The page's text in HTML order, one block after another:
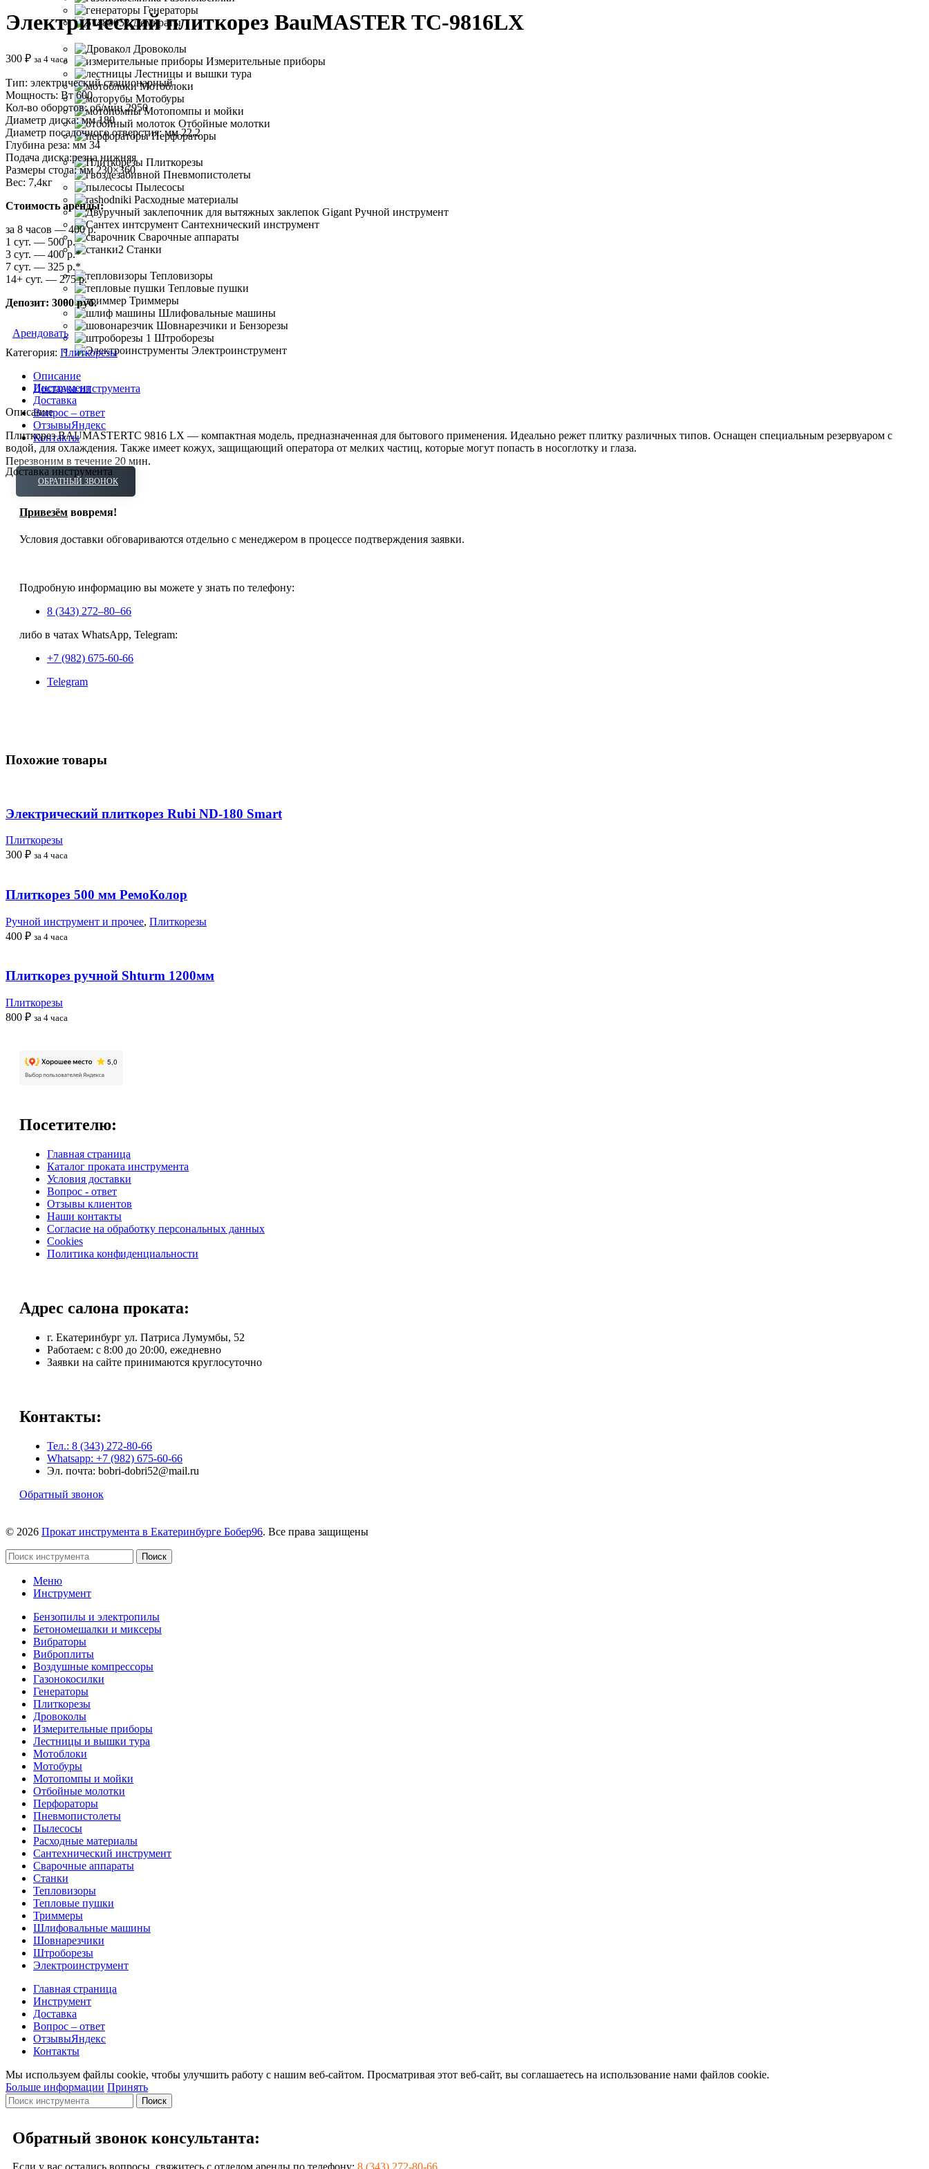
Генераторы
Домкраты
Дровоколы
Измерительные приборы
Лестницы и вышки тура
Мотоблоки
Мотобуры
Мотопомпы и мойки
Отбойные молотки
Перфораторы
Плиткорезы
Пневмопистолеты
Пылесосы
Расходные материалы
Ручной инструмент
Сантехнический инструмент
Сварочные аппараты
Станки
Тепловизоры
Тепловые пушки
Триммеры
Шлифовальные машины
Шовнарезчики и Бензорезы
Штроборезы
Электроинструмент
Инструмент
Доставка
Вопрос – ответ
ОтзывыЯндекс
Контакты
Перезвоним в течение 20 мин.
ОБРАТНЫЙ ЗВОНОК
Электрический плиткорез BauMASTER TC-9816LX
300 ₽ за 4 часа
Тип: электрический стационарный
Мощность: Вт 600
Кол-во оборотов: об/мин 2950
Диаметр диска: мм 180
Диаметр посадочного отверстия: мм 22,2
Глубина реза: мм 34
Подача диска:резца нижняя
Размеры стола: мм 230×360
Вес: 7,4кг
Стоимость аренды:
за 8 часов — 400 р.
1 сут. — 500 р.
3 сут. — 400 р.*
7 сут. — 325 р.*
14+ сут. — 275 р.
Депозит: 3000 руб.
Арендовать
Категория: Плиткорезы
Описание
Доставка инструмента
Описание
Плиткорез BAUMASTERTC 9816 LX — компактная модель, предназначенная для бытового применения. Идеально режет плитку различных типов. Оснащен специальным резервуаром с
водой, для охлаждения. Также имеет кожух, защищающий оператора от мелких частиц, которые могут попасть в носоглотку и глаза.
Доставка инструмента
Привезём вовремя!
Условия доставки обговариваются отдельно с менеджером в процессе подтверждения заявки.
Подробную информацию вы можете у знать по телефону:
8 (343) 272–80–66
либо в чатах WhatsApp, Telegram:
+7 (982) 675-60-66
Telegram
Похожие товары
Электрический плиткорез Rubi ND-180 Smart
Плиткорезы
300 ₽ за 4 часа
Плиткорез 500 мм РемоКолор
Ручной инструмент и прочее, Плиткорезы
400 ₽ за 4 часа
Плиткорез ручной Shturm 1200мм
Плиткорезы
800 ₽ за 4 часа
Посетителю:
Главная страница
Каталог проката инструмента
Условия доставки
Вопрос - ответ
Отзывы клиентов
Наши контакты
Согласие на обработку персональных данных
Cookies
Политика конфиденциальности
Адрес салона проката:
г. Екатеринбург ул. Патриса Лумумбы, 52
Работаем: c 8:00 до 20:00, ежедневно
Заявки на сайте принимаются круглосуточно
Контакты:
Тел.: 8 (343) 272-80-66
Whatsapp: +7 (982) 675-60-66
Эл. почта: bobri-dobri52@mail.ru
Обратный звонок
© 2026 Прокат инструмента в Екатеринбурге Бобер96. Все права защищены
Поиск
Меню
Инструмент
Бензопилы и электропилы
Бетономешалки и миксеры
Вибраторы
Виброплиты
Воздушные компрессоры
Газонокосилки
Генераторы
Плиткорезы
Дровоколы
Измерительные приборы
Лестницы и вышки тура
Мотоблоки
Мотобуры
Мотопомпы и мойки
Отбойные молотки
Перфораторы
Пневмопистолеты
Пылесосы
Расходные материалы
Сантехнический инструмент
Сварочные аппараты
Станки
Тепловизоры
Тепловые пушки
Триммеры
Шлифовальные машины
Шовнарезчики
Штроборезы
Электроинструмент
Главная страница
Инструмент
Доставка
Вопрос – ответ
ОтзывыЯндекс
Контакты
Мы используем файлы cookie, чтобы улучшить работу с нашим веб-сайтом. Просматривая этот веб-сайт, вы соглашаетесь на использование нами файлов cookie.
Больше информации Принять
Поиск
Обратный звонок консультанта: